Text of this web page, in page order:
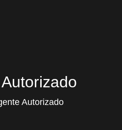
Autorizado